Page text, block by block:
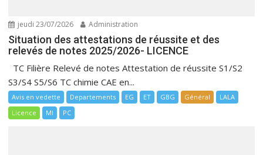
jeudi 23/07/2026 Administration
Situation des attestations de réussite et des
relevés de notes 2025/2026- LICENCE
TC Filière Relevé de notes Attestation de réussite S1/S2
S3/S4 S5/S6 TC chimie CAE en...
Avis en vedette Departements EG ET GBG Général
LALA
Licence
MI PC